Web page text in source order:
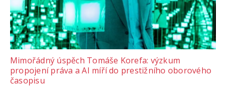
Mimořádný úspěch Tomáše Korefa: výzkum
propojení práva a AI míří do prestižního oborového
časopisu